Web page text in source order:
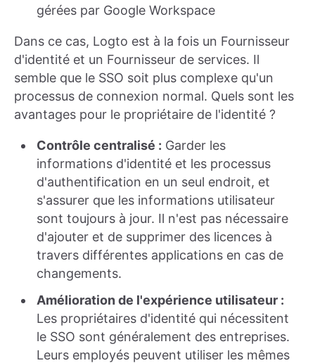
gérées par Google Workspace
Dans ce cas, Logto est à la fois un Fournisseur
d'identité et un Fournisseur de services. Il
semble que le SSO soit plus complexe qu'un
processus de connexion normal. Quels sont les
avantages pour le propriétaire de l'identité ?
Contrôle centralisé : Garder les
informations d'identité et les processus
d'authentification en un seul endroit, et
s'assurer que les informations utilisateur
sont toujours à jour. Il n'est pas nécessaire
d'ajouter et de supprimer des licences à
travers différentes applications en cas de
changements.
Amélioration de l'expérience utilisateur :
Les propriétaires d'identité qui nécessitent
le SSO sont généralement des entreprises.
Leurs employés peuvent utiliser les mêmes